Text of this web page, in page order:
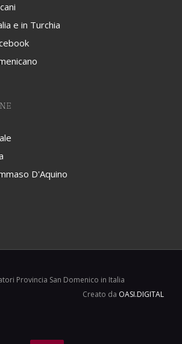
e in Turchia
D'Aquino
Provincia San Domenico in Italia
Creato da OASI.DIGITAL